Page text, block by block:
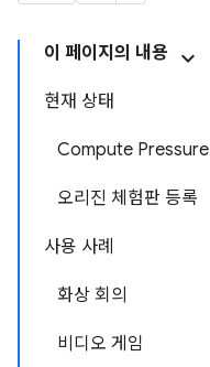
이 페이지의 내용
현재 상태
Compute Pressure
오리진 체험판 등록
사용 사례
화상 회의
비디오 게임